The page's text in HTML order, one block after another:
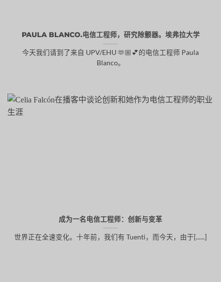
PAULA BLANCO.电信工程师，研究除颤器。埃弗拉大学
今天我们请到了来自 UPV/EHU 🫶🏼💕的电信工程师 Paula
Blanco。
成为一名电信工程师：创新与变革
世界正在全速变化。十年前，我们有 Tuenti，而今天，由于[......]